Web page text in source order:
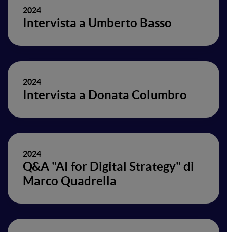
2024
Intervista a Umberto Basso
2024
Intervista a Donata Columbro
2024
Q&A "AI for Digital Strategy" di
Marco Quadrella